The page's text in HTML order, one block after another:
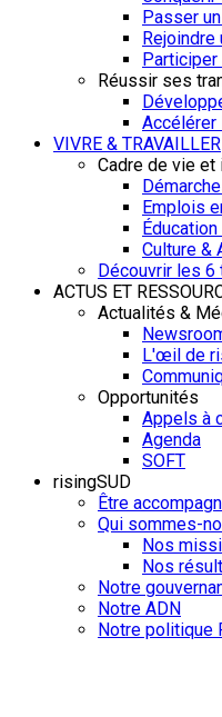
Passer
Réussir ses
Accélérer
VIVRE & TRAVAILLER
Cadre de vie et
Emplois
Culture &
Découvrir les
ACTUS ET
Actualités &
L'œil de
Opportunités
Appels à
Agenda
SOFT
risingSUD
Être
Qui sommes-
Nos
Nos
Notre
Notre ADN
Notre politique